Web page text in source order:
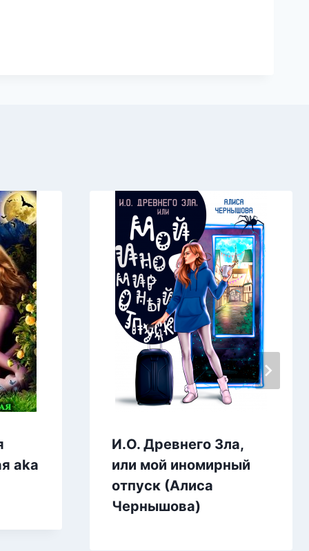
aka
И.О. Древнего Зла,
или мой иномирный
отпуск (Алиса
Чернышова)